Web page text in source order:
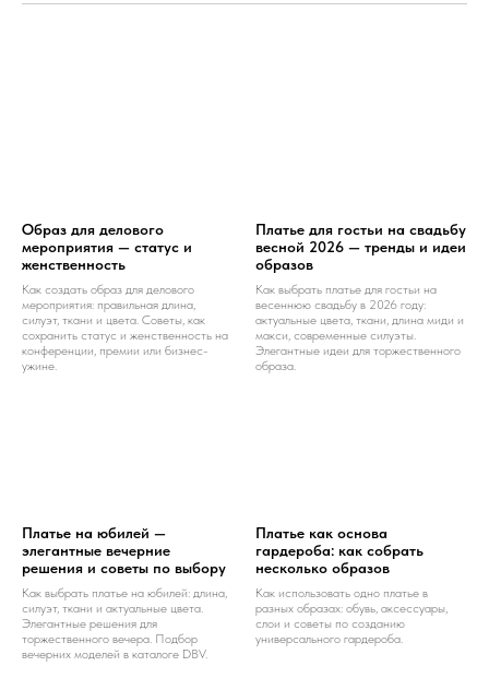
Образ для делового
мероприятия — статус и
женственность
Как создать образ для делового
мероприятия: правильная длина,
силуэт, ткани и цвета. Советы, как
сохранить статус и женственность на
конференции, премии или бизнес-
ужине.
Платье для гостьи на свадьбу
весной 2026 — тренды и идеи
образов
Как выбрать платье для гостьи на
весеннюю свадьбу в 2026 году:
актуальные цвета, ткани, длина миди и
макси, современные силуэты.
Элегантные идеи для торжественного
образа.
Платье на юбилей —
элегантные вечерние
решения и советы по выбору
Как выбрать платье на юбилей: длина,
силуэт, ткани и актуальные цвета.
Элегантные решения для
торжественного вечера. Подбор
вечерних моделей в каталоге DBV.
Платье как основа
гардероба: как собрать
несколько образов
Как использовать одно платье в
разных образах: обувь, аксессуары,
слои и советы по созданию
универсального гардероба.